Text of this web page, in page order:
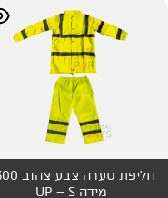
חליפת סערה צבע צהוב 300 ג